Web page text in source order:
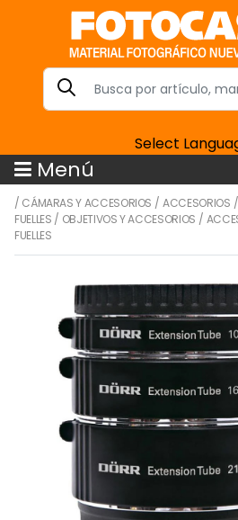
Select
Menú
/ CÁMARAS Y ACCESORIOS /ACCESORIOS /
FUELLES / OBJETIVOS Y ACCESORIOS /
FUELLES